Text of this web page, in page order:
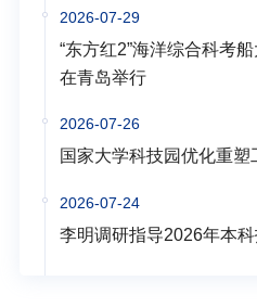
2026-07-29
“东方红2”海洋综合科考
在青岛举行
2026-07-26
国家大学科技园优化重
2026-07-24
李明调研指导2026年本